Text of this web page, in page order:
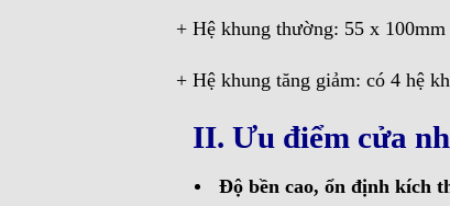
+ Hệ khung thường: 55 x 100mm
+ Hệ khung tăng giảm: có 4 hệ
II. Ưu điểm cửa
Độ bền cao, ổn định kích